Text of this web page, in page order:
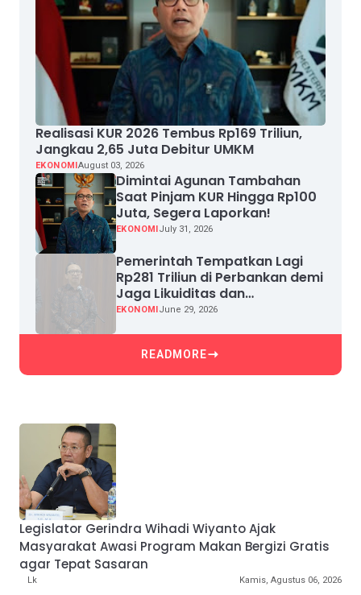
Realisasi KUR 2026 Tembus Rp169 Triliun,
Jangkau 2,65 Juta Debitur UMKM
EKONOMIAugust 03, 2026
Dimintai Agunan Tambahan
Saat Pinjam KUR Hingga Rp100
Juta, Segera Laporkan!
EKONOMIJuly 31, 2026
Pemerintah Tempatkan Lagi
Rp281 Triliun di Perbankan demi
Jaga Likuiditas dan
Pertumbuhan Kredit
EKONOMIJune 29, 2026
READMORE
Legislator Gerindra Wihadi Wiyanto Ajak
Masyarakat Awasi Program Makan Bergizi Gratis
agar Tepat Sasaran
Lk Kamis, Agustus 06, 2026